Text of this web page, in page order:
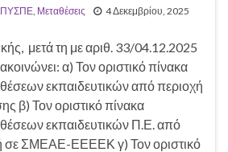
ΠΥΣΠΕ Μεταθέσεις 4 Δεκεμβρίου, 2025
μετά τη με αριθ. 33/04.12.2025
α) Τον οριστικό πίνακα
εκπαιδευτικών από περιοχή
β) Τον οριστικό πίνακα
εκπαιδευτικών Π.Ε. από
σε ΣΜΕΑΕ-ΕΕΕΕΚ γ) Τον οριστικό